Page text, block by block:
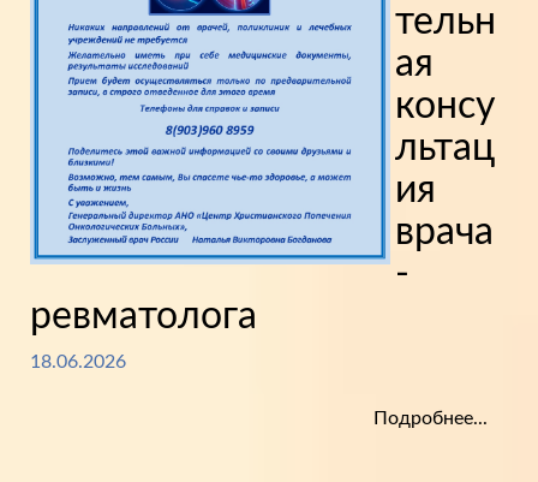
тельн
ая
консу
льтац
ия
врача
-
ревматолога
18.06.2026
Подробнее...